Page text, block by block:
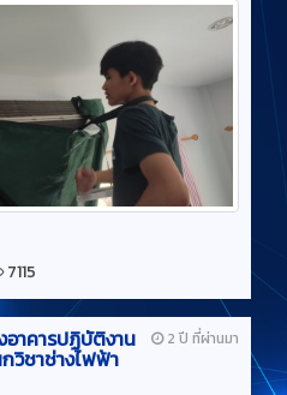
7115
2 ปี ที่ผ่านมา
อาคารปฏิบัติงาน
วิชาช่างไฟฟ้า